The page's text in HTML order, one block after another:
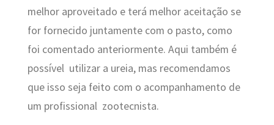
melhor aproveitado e terá melhor aceitação se
for fornecido juntamente com o pasto, como
foi comentado anteriormente. Aqui também é
possível utilizar a ureia, mas recomendamos
que isso seja feito com o acompanhamento de
um profissional zootecnista.